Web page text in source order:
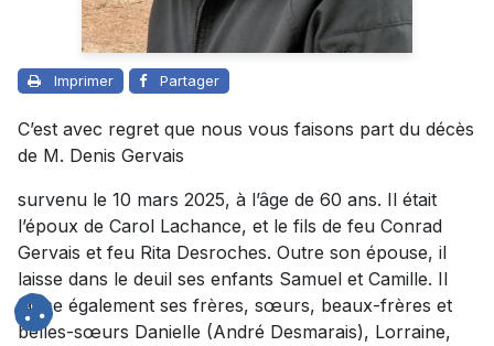
Imprimer Partager
C’est avec regret que nous vous faisons part du décès
de M. Denis Gervais
survenu le 10 mars 2025, à l’âge de 60 ans. Il était
l’époux de Carol Lachance, et le fils de feu Conrad
Gervais et feu Rita Desroches. Outre son épouse, il
laisse dans le deuil ses enfants Samuel et Camille. Il
laisse également ses frères, sœurs, beaux-frères et
belles-sœurs Danielle (André Desmarais), Lorraine,